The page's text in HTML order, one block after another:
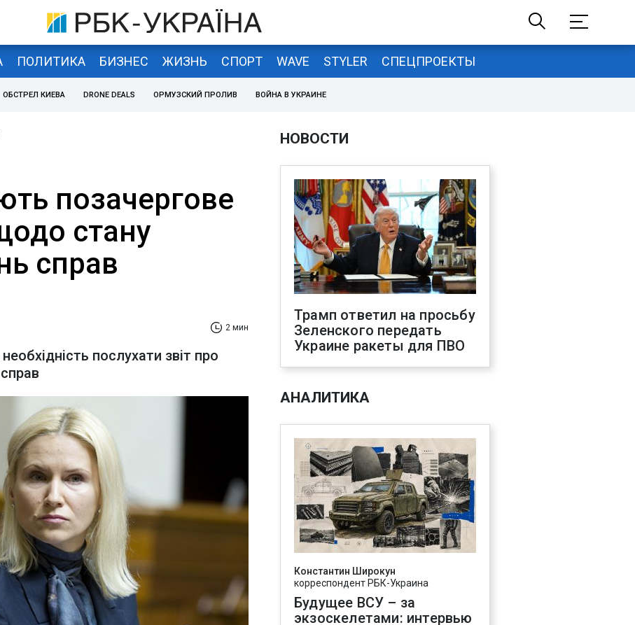
ПОЛИТИКА БИЗНЕС ЖИЗНЬ СПОРТ WAVE STYLER СПЕЦПРОЕКТЫ
ОБСТРЕЛ КИЕВА DRONE DEALS ОРМУЗСКИЙ ПРОЛИВ ВОЙНА В УКРАИНЕ
позачергове
стану
справ
2 мин
послухати звіт про
НОВОСТИ
Трамп ответил на просьбу
Зеленского передать
Украине ракеты для ПВО
АНАЛИТИКА
Константин Широкун
корреспондент РБК-Украина
Будущее ВСУ – за
экзоскелетами: интервью